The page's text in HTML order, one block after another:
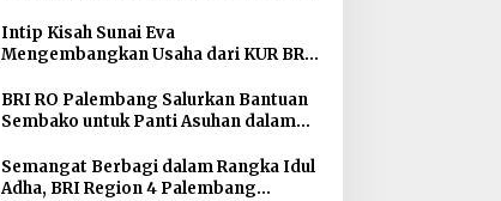
Wilayah Palembang
Intip Kisah Sunai Eva
Mengembangkan Usaha dari KUR BRI
Palembang
BRI RO Palembang Salurkan Bantuan
Sembako untuk Panti Asuhan dalam
BRI Wilayah
Semangat Berbagi dalam Rangka Idul
Adha, BRI Region 4 Palembang